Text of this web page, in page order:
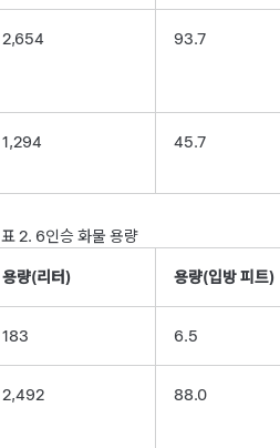
2,654 93.7
1,294 45.7
표 2. 6인승 화물 용량
용량(리터) 용량(입방 피트)
183 6.5
2,492 88.0